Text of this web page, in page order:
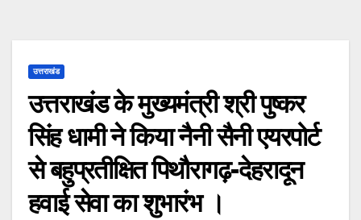
उत्तराखंड
उत्तराखंड के मुख्यमंत्री श्री पुष्कर
सिंह धामी ने किया नैनी सैनी एयरपोर्ट
से बहुप्रतीक्षित पिथौरागढ़-देहरादून
हवाई सेवा का शुभारंभ ।